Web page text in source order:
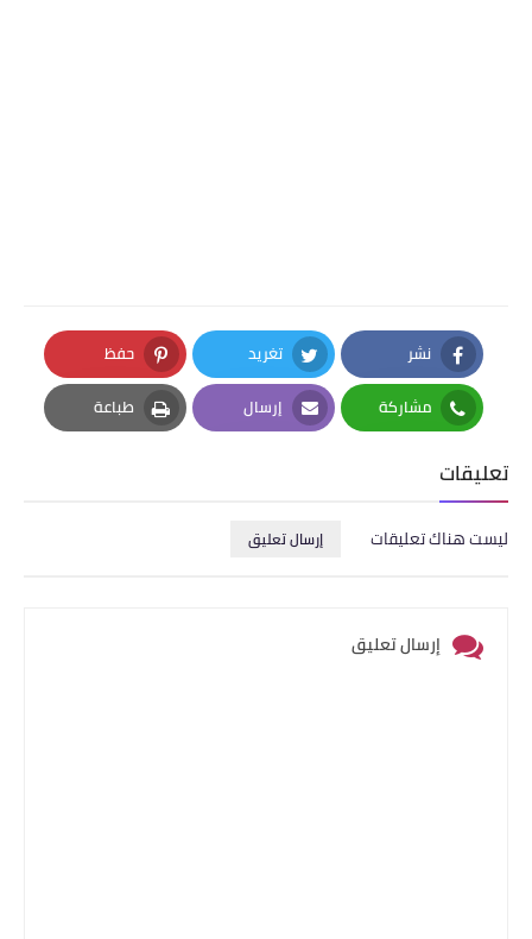
نشر
Facebook
تغريد
Twitter
حفظ
Pinterest
مشاركة
Whatsapp
إرسال
Email
طباعة
Print
تعليقات
ليست هناك تعليقات إرسال تعليق
إرسال تعليق